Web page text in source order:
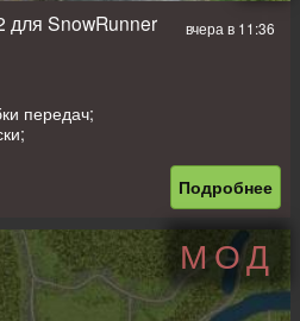
вчера в 11:36
для SnowRunner
передач;
и полуприцепы.
Подробнее
МОД